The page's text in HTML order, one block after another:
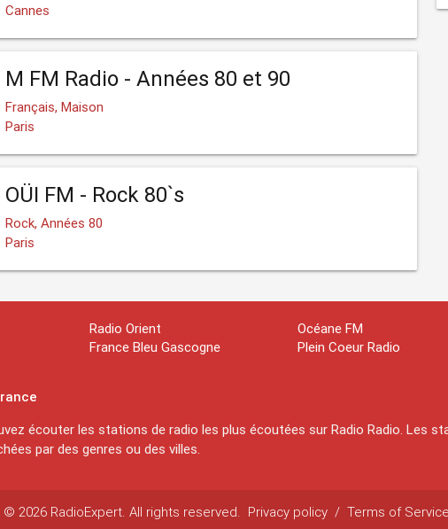
Cannes
M FM Radio - Années 80 et 90
Français, Maison
Paris
OÜI FM - Rock 80`s
Rock, Années 80
Paris
Radio Orient
France Bleu Gascogne
Océane FM
Plein Coeur Radio
écouter les stations de radio les plus écoutées sur Radio Radio. Les
par des genres ou des villes.
© 2026 RadioExpert. All rights reserved. Privacy policy / Terms of Service